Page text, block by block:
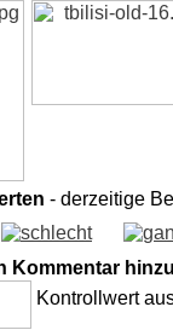
- derzeitige
Kommentar
Kontrollwert